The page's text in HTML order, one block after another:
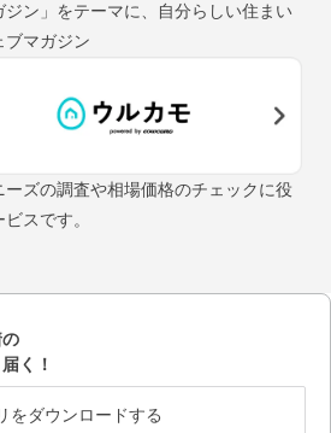
ジン」をテーマに、自分らしい住まい
ブマガジン
ズの調査や相場価格のチェックに役
スです。
く！
をダウンロードする